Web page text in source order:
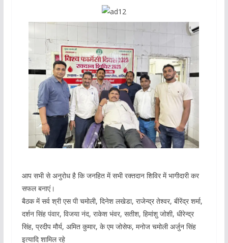
आप सभी से अनुरोध है कि जनहित में सभी रक्तदान शिविर में भागीदारी कर
सफल बनाएं।
बैठक में सर्व श्री एस पी चमोली, दिनेश लखेडा, राजेन्द्र तेश्वर, बीरेंद्र शर्मा,
दर्शन सिंह पंवार, विजया नंद, राकेश भंवर, सतीश, हिमांशु जोशी, धीरेन्द्र
सिंह, प्रदीप मौर्य, अमित कुमार, के एम जोसेफ, मनोज चमोली अर्जुन सिंह
इत्यादि शामिल रहे